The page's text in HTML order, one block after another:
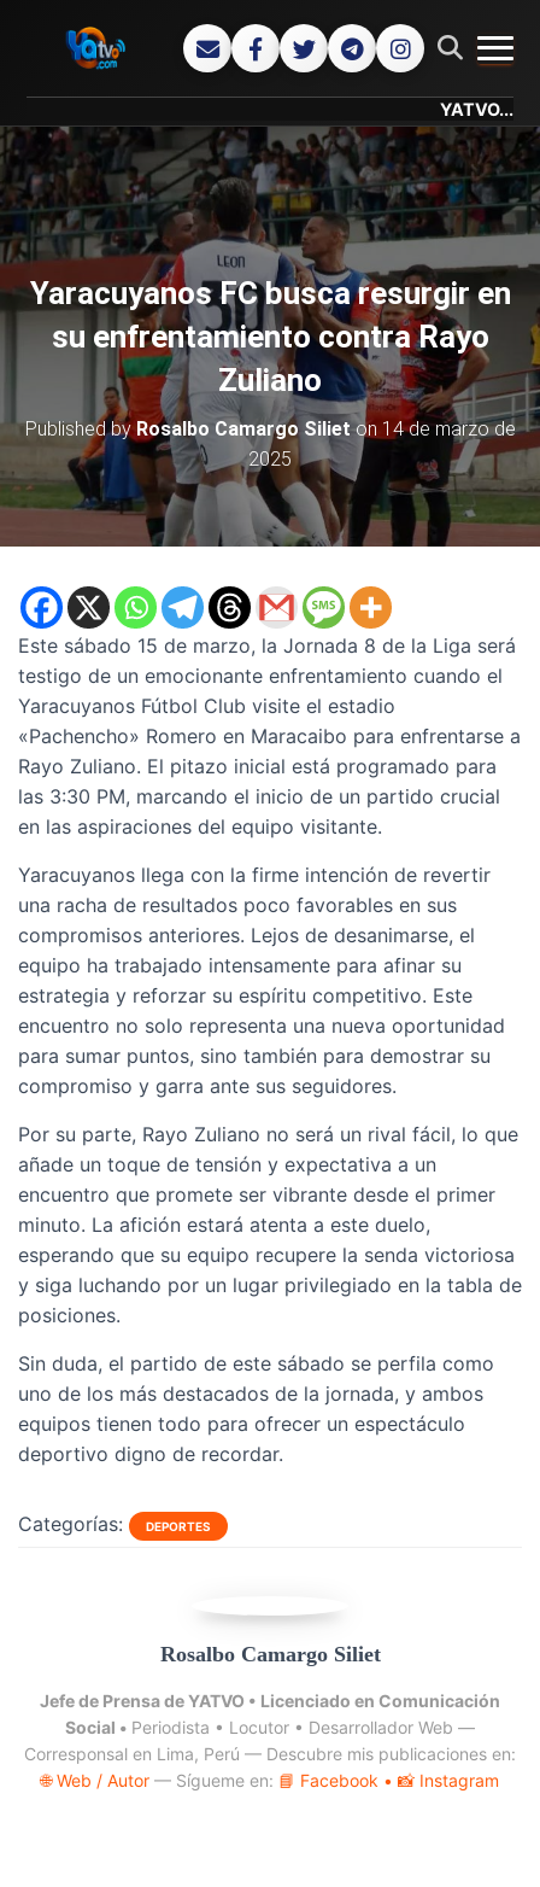
YATVO... Tu
Yaracuyanos FC busca resurgir en
su enfrentamiento contra Rayo
Zuliano
Published byRosalbo Camargo Silieton 14 de marzo de
2025
Este sábado 15 de marzo, la Jornada 8 de la Liga será
testigo de un emocionante enfrentamiento cuando el
Yaracuyanos Fútbol Club visite el estadio
«Pachencho» Romero en Maracaibo para enfrentarse a
Rayo Zuliano. El pitazo inicial está programado para
las 3:30 PM, marcando el inicio de un partido crucial
en las aspiraciones del equipo visitante.
Yaracuyanos llega con la firme intención de revertir
una racha de resultados poco favorables en sus
compromisos anteriores. Lejos de desanimarse, el
equipo ha trabajado intensamente para afinar su
estrategia y reforzar su espíritu competitivo. Este
encuentro no solo representa una nueva oportunidad
para sumar puntos, sino también para demostrar su
compromiso y garra ante sus seguidores.
Por su parte, Rayo Zuliano no será un rival fácil, lo que
añade un toque de tensión y expectativa a un
encuentro que promete ser vibrante desde el primer
minuto. La afición estará atenta a este duelo,
esperando que su equipo recupere la senda victoriosa
y siga luchando por un lugar privilegiado en la tabla de
posiciones.
Sin duda, el partido de este sábado se perfila como
uno de los más destacados de la jornada, y ambos
equipos tienen todo para ofrecer un espectáculo
deportivo digno de recordar.
Categorías: DEPORTES
Rosalbo Camargo Siliet
Jefe de Prensa de YATVO • Licenciado en Comunicación
Social • Periodista • Locutor • Desarrollador Web —
Corresponsal en Lima, Perú — Descubre mis publicaciones en:
🌐 Web / Autor — Sígueme en: 📘 Facebook • 📸 Instagram